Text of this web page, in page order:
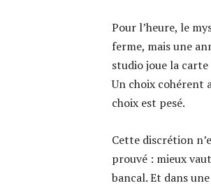
Pour l’heure, le
ferme, mais une
studio joue la
Un choix cohérent
choix est pesé.
Cette discrétion
prouvé : mieux
bancal. Et dans